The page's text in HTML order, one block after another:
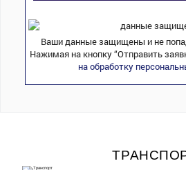
Ваши данные защищены и не
Нажимая на кнопку “Отправить
на обработку